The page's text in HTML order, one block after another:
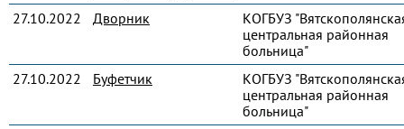
27.10.2022 Дворник
КОГБУЗ
центральная районная
больница"
27.10.2022
Буфетчик
КОГБУЗ
центральная районная
больница"